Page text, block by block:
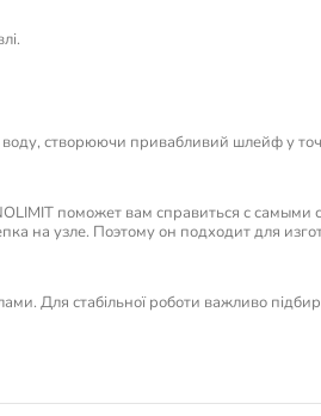
створюючи привабливий шлейф у
поможет вам справиться с
на узле. Поэтому он подходит для
Для стабільної роботи важливо